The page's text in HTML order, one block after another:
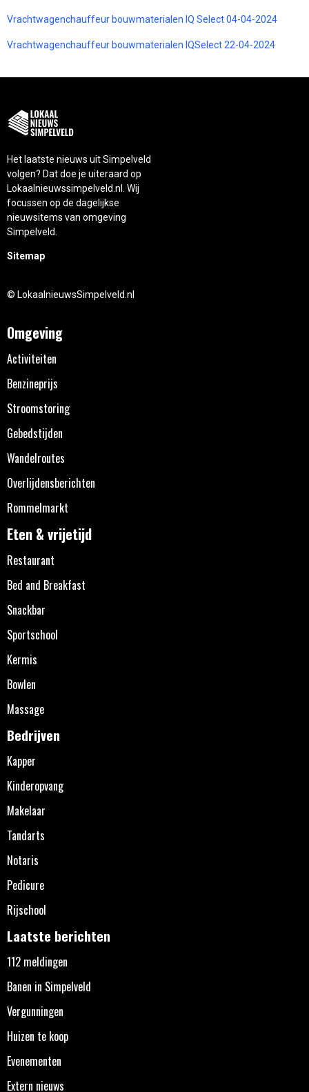
Vrachtwagenchauffeur bouwmaterialen IQ Select 04-04-2024
Vrachtwagenchauffeur bouwmaterialen IQSelect 22-04-2024
Het laatste nieuws uit Simpelveld
volgen? Dat doe je uiteraard op
Lokaalnieuwssimpelveld.nl. Wij
focussen op de dagelijkse
nieuwsitems van omgeving
Simpelveld.
Sitemap
© LokaalnieuwsSimpelveld.nl
Omgeving
Activiteiten
Benzineprijs
Stroomstoring
Gebedstijden
Wandelroutes
Overlijdensberichten
Rommelmarkt
Eten & vrijetijd
Restaurant
Bed and Breakfast
Snackbar
Sportschool
Kermis
Bowlen
Massage
Bedrijven
Kapper
Kinderopvang
Makelaar
Tandarts
Notaris
Pedicure
Rijschool
Laatste berichten
112 meldingen
Banen in Simpelveld
Vergunningen
Huizen te koop
Evenementen
Extern nieuws